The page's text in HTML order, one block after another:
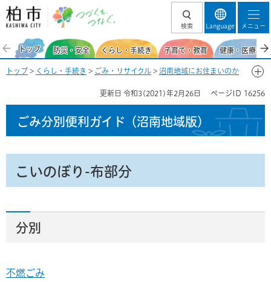
柏市 つづくを、
検索 Language メニュー
トップ 防災・安全 くらし・手続き 子育て・教育 健康・医療・
トップ > くらし・手続き > ごみ・リサイクル > 沼南地域にお住まいのか
更新日 令和3(2021)年2月26日 ページID 16256
ごみ分別便利ガイド （沼南地域版）
こいのぼり-布部分
分別
不燃ごみ